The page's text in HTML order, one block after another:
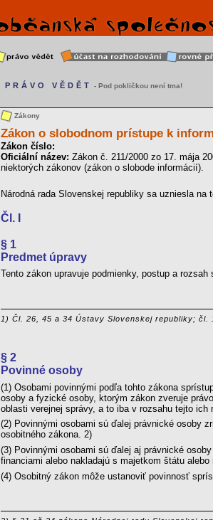
PRÁVO VĚDĚT - Pod pokličkou není tma!
Zákony
Zákon o slobodnom prístupe k
Zákon číslo:
Oficiální název: Zákon č. 211/2000 zo 17. mája
niektorých zákonov (zákon o slobode informácií).
Národná rada Slovenskej republiky sa uzniesla na
Čl. I
§ 1
Predmet úpravy
Tento zákon upravuje podmienky, postup a
1) Čl. 26, 45 a 34 Ústavy Slovenskej republiky;
§ 2
Povinné osoby
(1) Osobami povinnými podľa tohto zákona
osoby a fyzické osoby, ktorým zákon zveruje
oblasti verejnej správy, a to iba v rozsahu tejto ich
(2) Povinnými osobami sú ďalej právnické osoby
osobitného zákona. 2)
(3) Povinnými osobami sú ďalej aj právnické
financiami alebo nakladajú s majetkom štátu
(4) Osobitný zákon môže ustanoviť povinnosť